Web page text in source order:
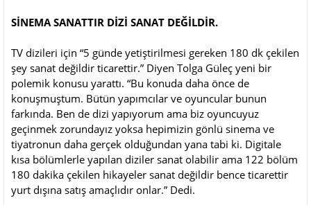
SİNEMA SANATTIR DİZİ SANAT DEĞİLDİR.
TV dizileri için “5 günde yetiştirilmesi gereken 180 dk çekilen
şey sanat değildir ticarettir.” Diyen Tolga Güleç yeni bir
polemik konusu yarattı. “Bu konuda daha önce de
konuşmuştum. Bütün yapımcılar ve oyuncular bunun
farkında. Ben de dizi yapıyorum ama biz oyuncuyuz
geçinmek zorundayız yoksa hepimizin gönlü sinema ve
tiyatronun daha gerçek olduğundan yana tabi ki. Digitale
kısa bölümlerle yapılan diziler sanat olabilir ama 122 bölüm
180 dakika çekilen hikayeler sanat değildir bence ticarettir
yurt dışına satış amaçlıdır onlar.” Dedi.